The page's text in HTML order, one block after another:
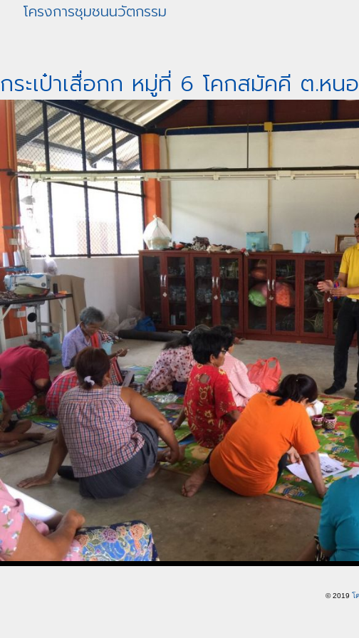
โครงการชุมชนนวัตกรรม
กระเป๋าเสื่อกก หมู่ที่ 6 โคกสมัคคี ต.หน
© 2019 โ